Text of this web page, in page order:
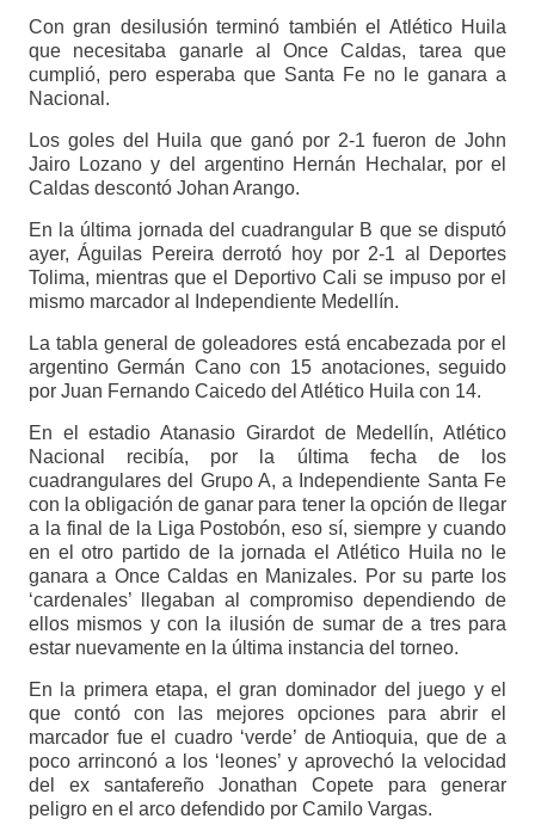
Con gran desilusión terminó también el Atlético Huila
que necesitaba ganarle al Once Caldas, tarea que
cumplió, pero esperaba que Santa Fe no le ganara a
Nacional.
Los goles del Huila que ganó por 2-1 fueron de John
Jairo Lozano y del argentino Hernán Hechalar, por el
Caldas descontó Johan Arango.
En la última jornada del cuadrangular B que se disputó
ayer, Águilas Pereira derrotó hoy por 2-1 al Deportes
Tolima, mientras que el Deportivo Cali se impuso por el
mismo marcador al Independiente Medellín.
La tabla general de goleadores está encabezada por el
argentino Germán Cano con 15 anotaciones, seguido
por Juan Fernando Caicedo del Atlético Huila con 14.
En el estadio Atanasio Girardot de Medellín, Atlético
Nacional recibía, por la última fecha de los
cuadrangulares del Grupo A, a Independiente Santa Fe
con la obligación de ganar para tener la opción de llegar
a la final de la Liga Postobón, eso sí, siempre y cuando
en el otro partido de la jornada el Atlético Huila no le
ganara a Once Caldas en Manizales. Por su parte los
‘cardenales’ llegaban al compromiso dependiendo de
ellos mismos y con la ilusión de sumar de a tres para
estar nuevamente en la última instancia del torneo.
En la primera etapa, el gran dominador del juego y el
que contó con las mejores opciones para abrir el
marcador fue el cuadro ‘verde’ de Antioquia, que de a
poco arrinconó a los ‘leones’ y aprovechó la velocidad
del ex santafereño Jonathan Copete para generar
peligro en el arco defendido por Camilo Vargas.